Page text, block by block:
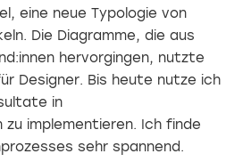
eine neue Typologie von
Die Diagramme, die aus
hervorgingen, nutzte
Designer. Bis heute nutze ich
in
implementieren. Ich finde
sehr spannend.